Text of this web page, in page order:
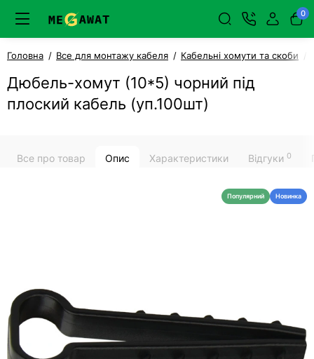
0
Головна Все для монтажу кабеля Кабельні хомути та скоби
Дюбель-хомут (10*5) чорний під
плоский кабель (уп.100шт)
Все про товар Опис Характеристики Відгуки 0
Популярний Новинка